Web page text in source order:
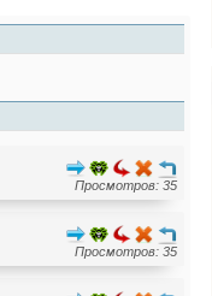
Просмотров: 35
Просмотров: 35